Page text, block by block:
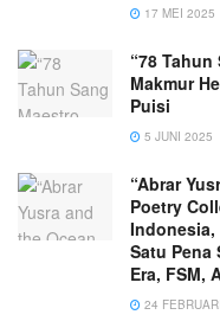
17 MEI 2025
“78
Makmur
Puisi
5 JUNI 2025
“Abrar
Poetry
Indonesia,
Satu Pena
Era, FSM,
24